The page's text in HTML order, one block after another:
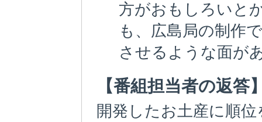
方がおもしろいと
も、広島局の制作
させるような面が
【番組担当者の返答
開発したお土産に順